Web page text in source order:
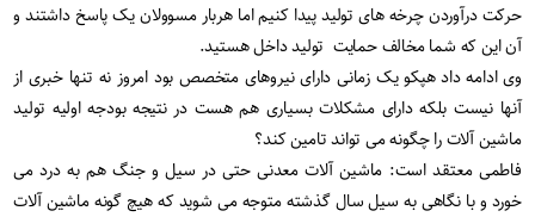
حرکت درآوردن چرخه های تولید پیدا کنیم اما هربار مسوولان یک پاسخ داشتند و
آن این که شما مخالف حمایت تولید داخل هستید.
وی ادامه داد هپکو یک زمانی دارای نیروهای متخصص بود امروز نه تنها خبری از
آنها نیست بلکه دارای مشکلات بسیاری هم هست در نتیجه بودجه اولیه تولید
ماشین آلات را چگونه می تواند تامین کند؟
فاطمی معتقد است: ماشین آلات معدنی حتی در سیل و جنگ هم به درد می
خورد و با نگاهی به سیل سال گذشته متوجه می شوید که هیچ گونه ماشین آلات